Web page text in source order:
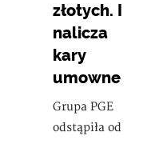
złotych. I
nalicza
kary
umowne
Grupa PGE
odstąpiła od